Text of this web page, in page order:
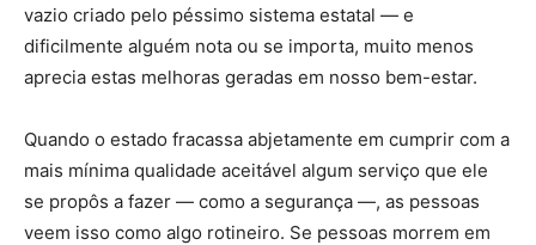
vazio criado pelo péssimo sistema estatal — e
dificilmente alguém nota ou se importa, muito menos
aprecia estas melhoras geradas em nosso bem-estar.
Quando o estado fracassa abjetamente em cumprir com a
mais mínima qualidade aceitável algum serviço que ele
se propôs a fazer — como a segurança —, as pessoas
veem isso como algo rotineiro. Se pessoas morrem em